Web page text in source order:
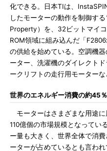
化できる。日本TIは、
したモーターの動作を制御す
Property）を、32ビットマイ
ROM領域に組み込んだ「
の供給を始めている。空調機
ーター、洗濯機のダイレクト
ークリフトの走行用モーターな
世界のエネルギー消費の約45
モーターはさまざまな用途に
110億個の市場規模となってい
ー量も大きく、世界全体で消
ーターが占めているとも言わ